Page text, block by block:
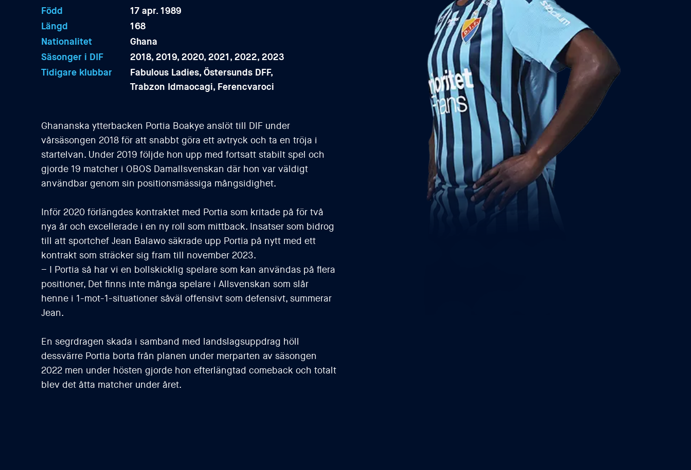
Född
17 apr. 1989
Längd
168
Nationalitet
Ghana
Säsonger i DIF
2018, 2019, 2020, 2021, 2022, 2023
Tidigare klubbar
Fabulous Ladies, Östersunds DFF,
Trabzon Idmaocagi, Ferencvaroci
Ghananska ytterbacken Portia Boakye anslöt till DIF under
vårsäsongen 2018 för att snabbt göra ett avtryck och ta en tröja i
startelvan. Under 2019 följde hon upp med fortsatt stabilt spel och
gjorde 19 matcher i OBOS Damallsvenskan där hon var väldigt
användbar genom sin positionsmässiga mångsidighet.
Inför 2020 förlängdes kontraktet med Portia som kritade på för två
nya år och excellerade i en ny roll som mittback. Insatser som bidrog
till att sportchef Jean Balawo säkrade upp Portia på nytt med ett
kontrakt som sträcker sig fram till november 2023.
– I Portia så har vi en bollskicklig spelare som kan användas på flera
positioner, Det finns inte många spelare i Allsvenskan som slår
henne i 1-mot-1-situationer såväl offensivt som defensivt, summerar
Jean.
En segrdragen skada i samband med landslagsuppdrag höll
dessvärre Portia borta från planen under merparten av säsongen
2022 men under hösten gjorde hon efterlängtad comeback och totalt
blev det åtta matcher under året.